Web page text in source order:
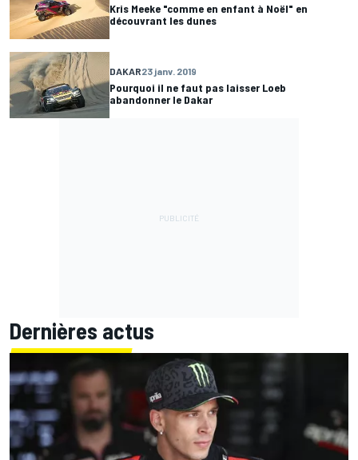
Kris Meeke "comme en enfant à Noël" en
découvrant les dunes
DAKAR23 janv. 2019
Pourquoi il ne faut pas laisser Loeb
abandonner le Dakar
Dernières actus